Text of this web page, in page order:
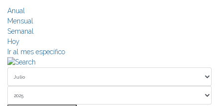
Anual
Mensual
Semanal
Hoy
Ir al mes específico